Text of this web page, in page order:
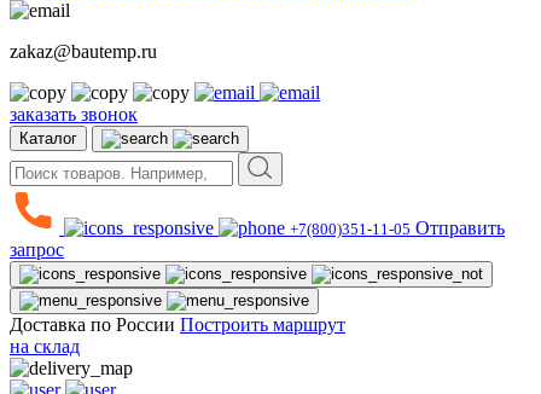
zakaz@bautemp.ru
заказать звонок
Каталог
+7(800)351-11-05 Отправить
запрос
Доставка по России Построить маршрут
на склад